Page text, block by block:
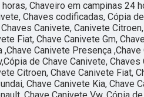
Chaveiro em campinas 24
Chaves codificadas, Cópia
Canivete, Canivete
Fiat, Chave Canivete Gm,
,Chave Canivete Presença
de Chave Canivete,
Citroen, Chave Canivete Fiat,
Chave Canivete Kia, Chave